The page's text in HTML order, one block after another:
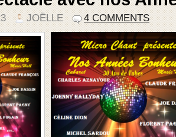
JOËLLE 4 COMMENTS